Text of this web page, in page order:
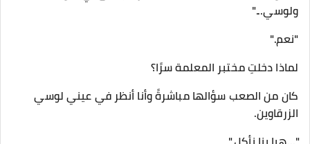
ولوسي..."
"نعم."
لماذا دخلتِ مختبر المعلمة سرًا؟
كان من الصعب سؤالها مباشرةً وأنا أنظر في عيني لوسي
الزرقاوين.